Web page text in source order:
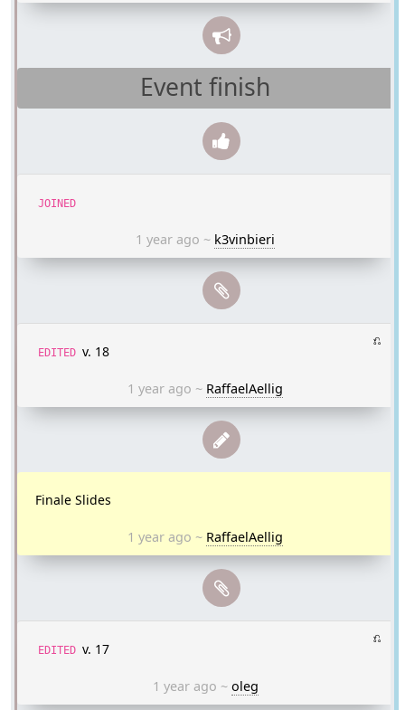
Event finish
JOINED
1 year ago ~ k3vinbieri
⎌
EDITED v. 18
1 year ago ~ RaffaelAellig
Finale Slides
1 year ago ~ RaffaelAellig
⎌
EDITED v. 17
1 year ago ~ oleg